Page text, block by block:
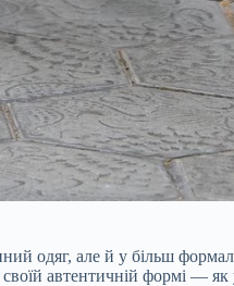
одяг, але й у більш
автентичній формі —